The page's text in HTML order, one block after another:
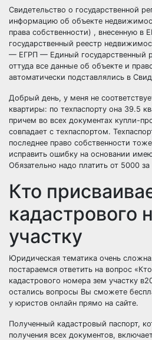
Свидетельство о государственной
информацию об объекте
права собственности) , внесенную в
государственный реестр
— ЕГРП — Единый государственный
оттуда все данные об объекте и
автоматически подставлялись в
Добрый день, у меня не
квартиры: по техпаспорту она 39.5
причем во всех документах купли-
совпадает с техпаспортом.
последнее право собственности
исправить ошибку на основании
Обязательно надо платить от 5000 за
Кто
кадастрового
участку
Юридическая тематика очень
постараемся ответить на вопрос
кадастрового номера зем участку
остались вопросы Вы сможете
у юристов онлайн прямо на сайте.
Полученный кадастровый паспорт,
получения всех документов,